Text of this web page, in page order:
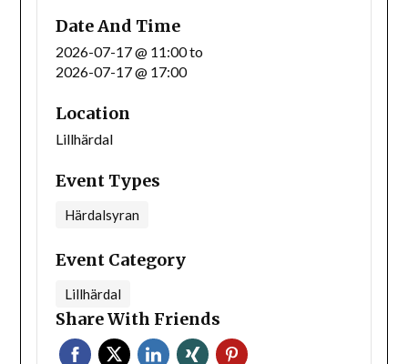
Date And Time
2026-07-17 @ 11:00to
2026-07-17 @ 17:00
Location
Lillhärdal
Event Types
Härdalsyran
Event Category
Lillhärdal
Share With Friends